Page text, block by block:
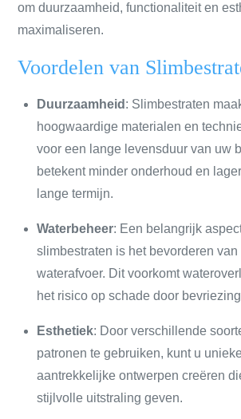
om duurzaamheid, functionaliteit en
maximaliseren.
Voordelen van
Duurzaamheid : Slimbestraten
hoogwaardige materialen en
voor een lange levensduur van uw
betekent minder onderhoud en
lange termijn.
Waterbeheer: Een belangrijk
slimbestraten is het bevorderen van
waterafvoer. Dit voorkomt
het risico op schade door
Esthetiek: Door verschillende
patronen te gebruiken, kunt u
aantrekkelijke ontwerpen creëren
stijlvolle uitstraling geven.